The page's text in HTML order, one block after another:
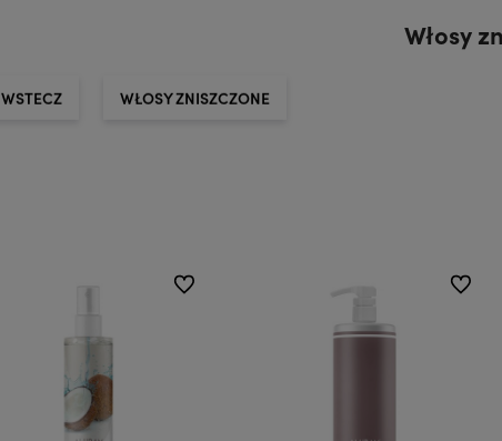
Włosy
WSTECZ WŁOSY ZNISZCZONE
do ulubionych do